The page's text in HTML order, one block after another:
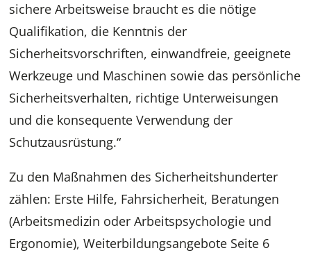
sichere Arbeitsweise braucht es die nötige
Qualifikation, die Kenntnis der
Sicherheitsvorschriften, einwandfreie, geeignete
Werkzeuge und Maschinen sowie das persönliche
Sicherheitsverhalten, richtige Unterweisungen
und die konsequente Verwendung der
Schutzausrüstung.“
Zu den Maßnahmen des Sicherheitshunderter
zählen: Erste Hilfe, Fahrsicherheit, Beratungen
(Arbeitsmedizin oder Arbeitspsychologie und
Ergonomie), Weiterbildungsangebote Seite 6